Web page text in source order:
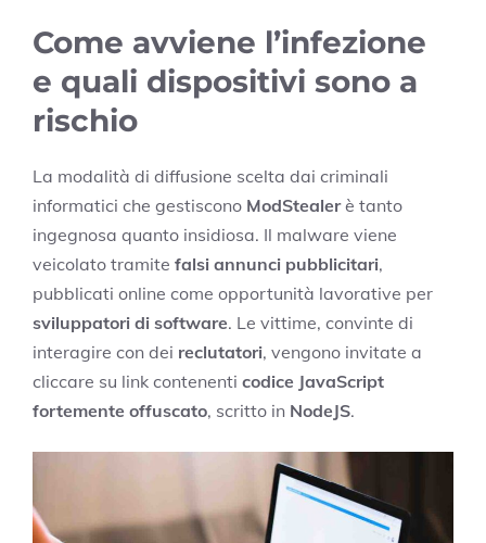
Come avviene l’infezione
e quali dispositivi sono a
rischio
La modalità di diffusione scelta dai criminali
informatici che gestiscono ModStealerè tanto
ingegnosa quanto insidiosa. Il malware viene
veicolato tramite falsi annunci pubblicitari,
pubblicati online come opportunità lavorative per
sviluppatori di software. Le vittime, convinte di
interagire con dei reclutatori, vengono invitate a
cliccare su link contenenti codice JavaScript
fortemente offuscato, scritto in NodeJS.